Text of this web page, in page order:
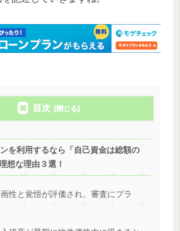
目次
を利用するなら「自己資金は総額の
想な理由３選！
性と覚悟が評価され、審査にプラ